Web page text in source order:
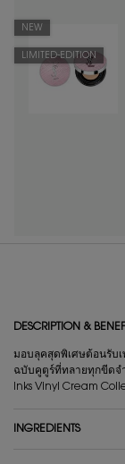
NEW
LIMITED-EDITION
DESCRIPTION &
มอบลุคสุดพิเศษต้อนรับ
ฉบับคูตูร์ที่ทลายทุกขีดจ
Inks Vinyl Cream
INGREDIENTS